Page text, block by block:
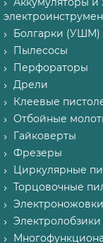
Болгарки (УШМ)
Пылесосы
Перфораторы
Дрели
Клеевые
Отбойные
Гайковерты
Фрезеры
Циркулярные
Торцовочные
Электролобзики